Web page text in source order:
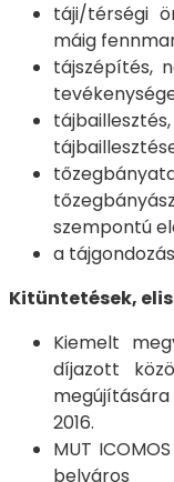
táji/térségi
máig
tájszépítés,
szempontú
a
Kitüntetések,
Kiemelt
díjazott
2016.
MUT
belváros